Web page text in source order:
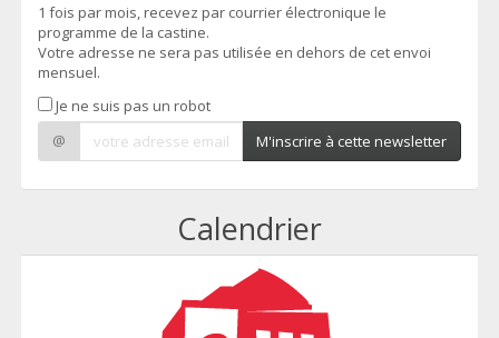
1 fois par mois, recevez par courrier électronique le
programme de la castine.
Votre adresse ne sera pas utilisée en dehors de cet envoi
mensuel.
Je ne suis pas un robot
@
M'inscrire à cette newsletter
Calendrier